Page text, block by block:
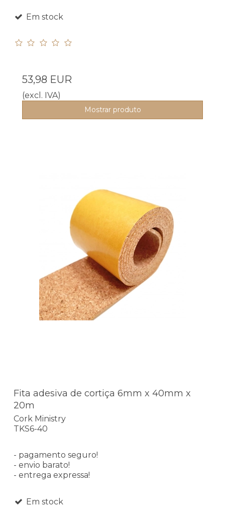
Em stock
53,98 EUR
(excl. IVA)
Mostrar produto
Fita adesiva de cortiça 6mm x 40mm x
20m
Cork Ministry
TKS6-40
- pagamento seguro!
- envio barato!
- entrega expressa!
Em stock